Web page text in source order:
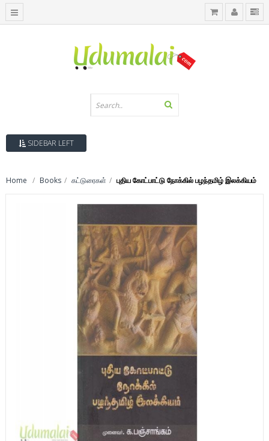
SIDEBAR LEFT
Home Books கட்டுரைகள் புதிய கோட்பாட்டு நோக்கில் பழந்தமிழ் இலக்கியம்